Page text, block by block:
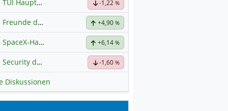
TUI Hauptforum -1,22%
Freunde der Telekom +4,90%
SpaceX-Haupt-Hauptforum +6,14%
Security der nächsten Generation -1,60%
Diskussionen